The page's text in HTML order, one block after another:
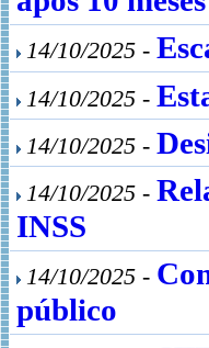
14/10/2025 -
14/10/2025 -
14/10/2025 -
14/10/2025 -
INSS
14/10/2025 -
público